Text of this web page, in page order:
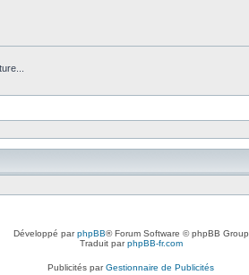
Développé parphpBB® Forum Software © phpBB Group
Traduit parphpBB-fr.com
Publicités parGestionnaire de Publicités